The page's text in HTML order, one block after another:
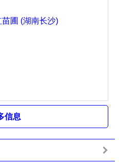
圃 (湖南长沙)
信息